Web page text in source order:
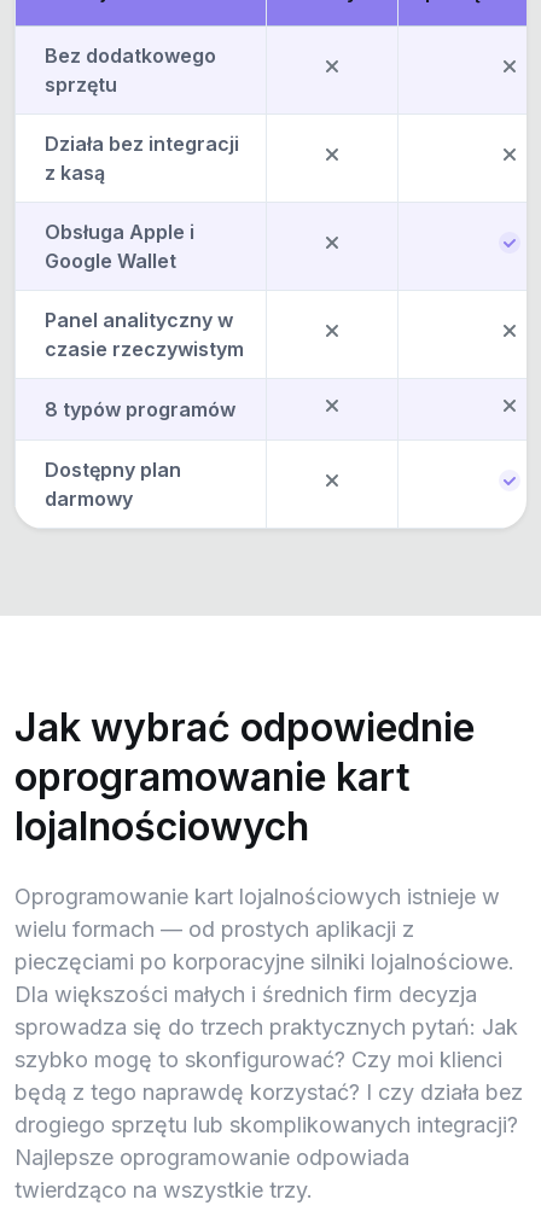
Bez dodatkowego
sprzętu
Działa bez integracji
z kasą
Obsługa Apple i
Google Wallet
Panel analityczny w
czasie rzeczywistym
8 typów programów
Dostępny plan
darmowy
Jak wybrać odpowiednie
oprogramowanie kart
lojalnościowych
Oprogramowanie kart lojalnościowych istnieje w
wielu formach — od prostych aplikacji z
pieczęciami po korporacyjne silniki lojalnościowe.
Dla większości małych i średnich firm decyzja
sprowadza się do trzech praktycznych pytań: Jak
szybko mogę to skonfigurować? Czy moi klienci
będą z tego naprawdę korzystać? I czy działa bez
drogiego sprzętu lub skomplikowanych integracji?
Najlepsze oprogramowanie odpowiada
twierdząco na wszystkie trzy.